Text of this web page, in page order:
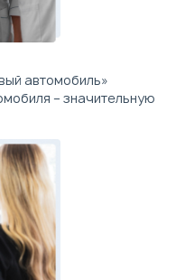
автомобиль»
– значительную